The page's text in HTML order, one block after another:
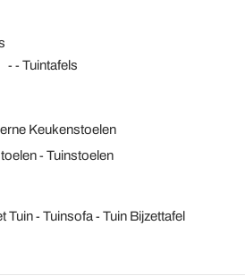
Tuintafels
Keukenstoelen
Tuinstoelen
Tuin Tuinsofa Tuin Bijzettafel